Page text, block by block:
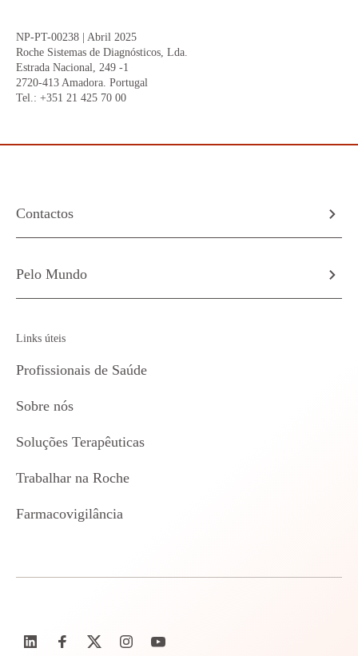
NP-PT-00238 | Abril 2025
Roche Sistemas de Diagnósticos, Lda.
Estrada Nacional, 249 -1
2720-413 Amadora. Portugal
Tel.: +351 21 425 70 00
Contactos
Pelo Mundo
Links úteis
Profissionais de Saúde
Sobre nós
Soluções Terapêuticas
Trabalhar na Roche
Farmacovigilância